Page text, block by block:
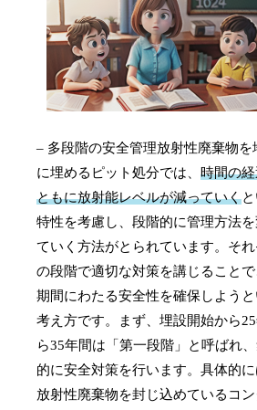
– 多段階の安全管理放射性廃棄物を
に埋めるピット処分では、時間の
ともに放射能レベルが減っていく
特性を考慮し、段階的に管理方法を
ていく方法がとられています。そ
の段階で適切な対策を講じること
期間にわたる安全性を確保しようと
考え方です。まず、埋設開始から
ら35年間は「第一段階」と呼ばれ
的に安全対策を行います。具体的に
放射性廃棄物を封じ込めているコン